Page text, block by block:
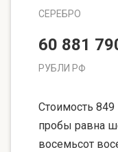
СЕРЕБРО
60 881
РУБЛИ РФ
Стоимость
пробы равна
восемьсот